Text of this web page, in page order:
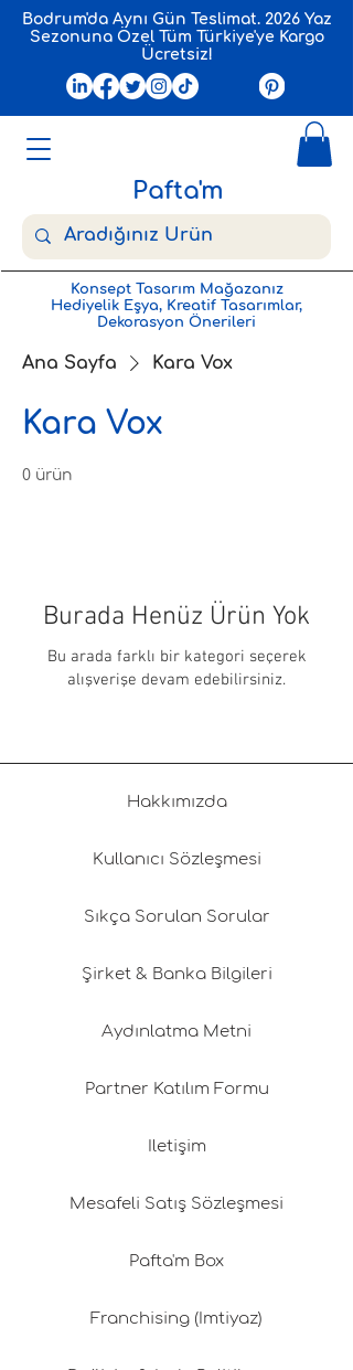
Pafta'm
Bodrum'da Aynı Gün Teslimat. 2026 Yaz
Sezonuna Özel Tüm Türkiye'ye Kargo
Ücretsiz!
Konsept Tasarım Mağazanız
Hediyelik Eşya, Kreatif Tasarımlar,
Dekorasyon Önerileri
Ana Sayfa Kara Vox
Kara Vox
0 ürün
Burada Henüz Ürün Yok
Bu arada farklı bir kategori seçerek
alışverişe devam edebilirsiniz.
Hakkımızda
Kullanıcı Sözleşmesi
Sıkça Sorulan Sorular
Şirket & Banka Bilgileri
Aydınlatma Metni
Partner Katılım Formu
İletişim
Mesafeli Satış Sözleşmesi
Pafta'm Box
Franchising (İmtiyaz)